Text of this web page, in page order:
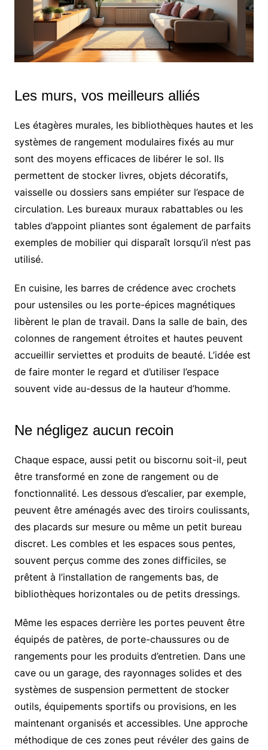
Les murs, vos meilleurs alliés
Les étagères murales, les bibliothèques hautes et les
systèmes de rangement modulaires fixés au mur
sont des moyens efficaces de libérer le sol. Ils
permettent de stocker livres, objets décoratifs,
vaisselle ou dossiers sans empiéter sur l’espace de
circulation. Les bureaux muraux rabattables ou les
tables d’appoint pliantes sont également de parfaits
exemples de mobilier qui disparaît lorsqu’il n’est pas
utilisé.
En cuisine, les barres de crédence avec crochets
pour ustensiles ou les porte-épices magnétiques
libèrent le plan de travail. Dans la salle de bain, des
colonnes de rangement étroites et hautes peuvent
accueillir serviettes et produits de beauté. L’idée est
de faire monter le regard et d’utiliser l’espace
souvent vide au-dessus de la hauteur d’homme.
Ne négligez aucun recoin
Chaque espace, aussi petit ou biscornu soit-il, peut
être transformé en zone de rangement ou de
fonctionnalité. Les dessous d’escalier, par exemple,
peuvent être aménagés avec des tiroirs coulissants,
des placards sur mesure ou même un petit bureau
discret. Les combles et les espaces sous pentes,
souvent perçus comme des zones difficiles, se
prêtent à l’installation de rangements bas, de
bibliothèques horizontales ou de petits dressings.
Même les espaces derrière les portes peuvent être
équipés de patères, de porte-chaussures ou de
rangements pour les produits d’entretien. Dans une
cave ou un garage, des rayonnages solides et des
systèmes de suspension permettent de stocker
outils, équipements sportifs ou provisions, en les
maintenant organisés et accessibles. Une approche
méthodique de ces zones peut révéler des gains de